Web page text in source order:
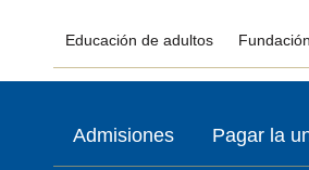
Educación de adultos Fundación
Admisiones Pagar la